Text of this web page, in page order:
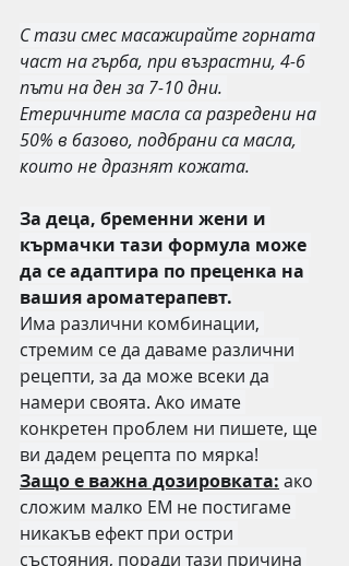
С тази смес масажирайте горната
част на гърба, при възрастни, 4-6
пъти на ден за 7-10 дни.
Етеричните масла са разредени на
50% в базово, подбрани са масла,
които не дразнят кожата.
За деца, бременни жени и
кърмачки тази формула може
да се адаптира по преценка на
вашия ароматерапевт.
Има различни комбинации,
стремим се да даваме различни
рецепти, за да може всеки да
намери своята. Ако имате
конкретен проблем ни пишете, ще
ви дадем рецепта по мярка!
Защо е важна дозировката: ако
сложим малко ЕМ не постигаме
никакъв ефект при остри
състояния, поради тази причина